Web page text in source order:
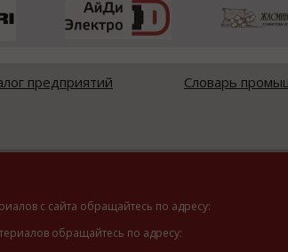
предприятий Словарь
с сайта обращайтесь по адресу:
обращайтесь по адресу: